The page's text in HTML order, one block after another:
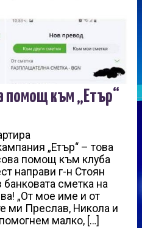
помощ към „Етър“
„Етър“ – това
помощ към клуба
направи г-н Стоян
сметка на
„От мое име и от
ми Преслав, Никола и
малко, […]